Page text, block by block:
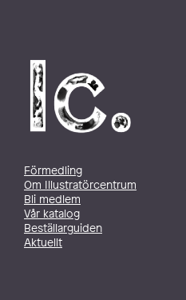
Förmedling
Om Illustratörcentrum
Bli medlem
Vår katalog
Beställarguiden
Aktuellt